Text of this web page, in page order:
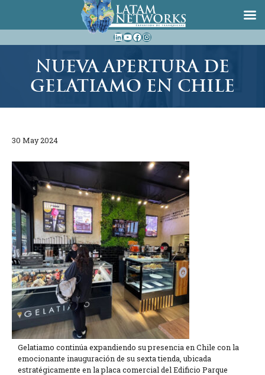
al
LinkedIn
YouTube
Facebook
Instagram
NUEVA APERTURA DE
GELATIAMO EN CHILE
30 May 2024
Gelatiamo continúa expandiendo su presencia en Chile con la
emocionante inauguración de su sexta tienda, ubicada
estratégicamente en la placa comercial del Edificio Parque